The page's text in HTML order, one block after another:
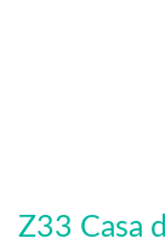
Z33 Casa